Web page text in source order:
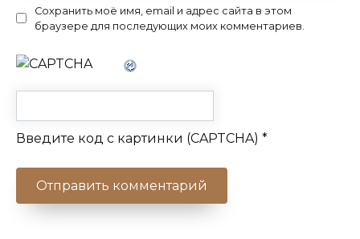
Сохранить моё имя, email и адрес сайта в этом
браузере для последующих моих комментариев.
Введите код с картинки (CAPTCHA) *